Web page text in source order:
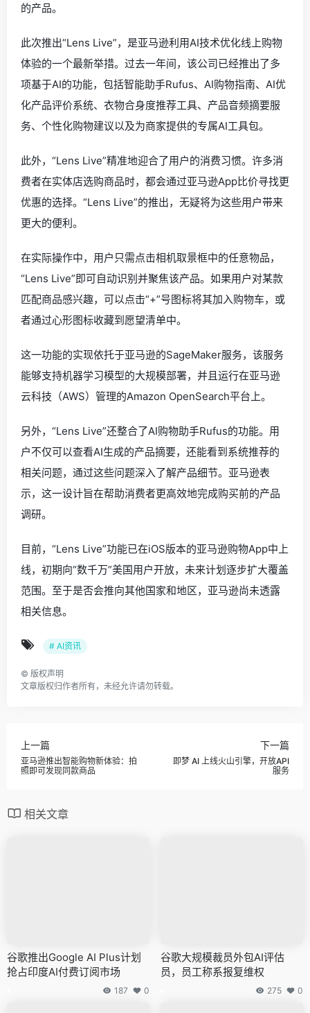
的产品。
此次推出“Lens Live”，是亚马逊利用AI技术优化线上购物
体验的一个最新举措。过去一年间，该公司已经推出了多
项基于AI的功能，包括智能助手Rufus、AI购物指南、AI优
化产品评价系统、衣物合身度推荐工具、产品音频摘要服
务、个性化购物建议以及为商家提供的专属AI工具包。
此外，“Lens Live”精准地迎合了用户的消费习惯。许多消
费者在实体店选购商品时，都会通过亚马逊App比价寻找更
优惠的选择。“Lens Live”的推出，无疑将为这些用户带来
更大的便利。
在实际操作中，用户只需点击相机取景框中的任意物品，
“Lens Live”即可自动识别并聚焦该产品。如果用户对某款
匹配商品感兴趣，可以点击“+”号图标将其加入购物车，或
者通过心形图标收藏到愿望清单中。
这一功能的实现依托于亚马逊的SageMaker服务，该服务
能够支持机器学习模型的大规模部署，并且运行在亚马逊
云科技（AWS）管理的Amazon OpenSearch平台上。
另外，“Lens Live”还整合了AI购物助手Rufus的功能。用
户不仅可以查看AI生成的产品摘要，还能看到系统推荐的
相关问题，通过这些问题深入了解产品细节。亚马逊表
示，这一设计旨在帮助消费者更高效地完成购买前的产品
调研。
目前，“Lens Live”功能已在iOS版本的亚马逊购物App中上
线，初期向“数千万”美国用户开放，未来计划逐步扩大覆盖
范围。至于是否会推向其他国家和地区，亚马逊尚未透露
相关信息。
# AI资讯
© 版权声明
文章版权归作者所有，未经允许请勿转载。
上一篇
亚马逊推出智能购物新体验：拍
照即可发现同款商品
下一篇
即梦 AI 上线火山引擎，开放API
服务
相关文章
谷歌推出Google AI Plus计划
抢占印度AI付费订阅市场
187 0
谷歌大规模裁员外包AI评估
员，员工称系报复维权
275 0